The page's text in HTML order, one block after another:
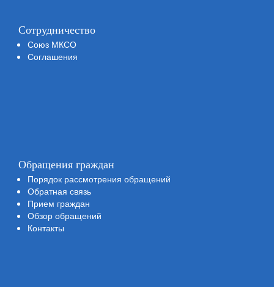
Сотрудничество
Союз МКСО
Соглашения
Обращения граждан
Порядок рассмотрения обращений
Обратная связь
Прием граждан
Обзор обращений
Контакты